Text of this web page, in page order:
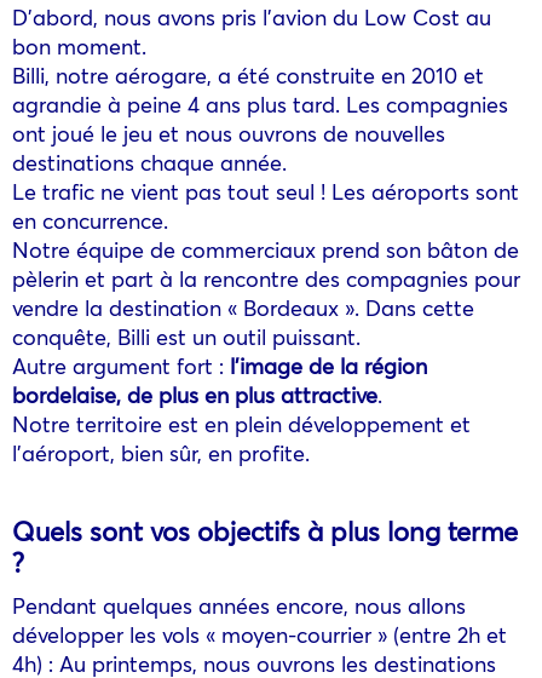
D’abord, nous avons pris l’avion du Low Cost au
bon moment.
Billi, notre aérogare, a été construite en 2010 et
agrandie à peine 4 ans plus tard. Les compagnies
ont joué le jeu et nous ouvrons de nouvelles
destinations chaque année.
Le trafic ne vient pas tout seul ! Les aéroports sont
en concurrence.
Notre équipe de commerciaux prend son bâton de
pèlerin et part à la rencontre des compagnies pour
vendre la destination « Bordeaux ». Dans cette
conquête, Billi est un outil puissant.
Autre argument fort : l’image de la région
bordelaise, de plus en plus attractive.
Notre territoire est en plein développement et
l’aéroport, bien sûr, en profite.
Quels sont vos objectifs à plus long terme
?
Pendant quelques années encore, nous allons
développer les vols « moyen-courrier » (entre 2h et
4h) : Au printemps, nous ouvrons les destinations